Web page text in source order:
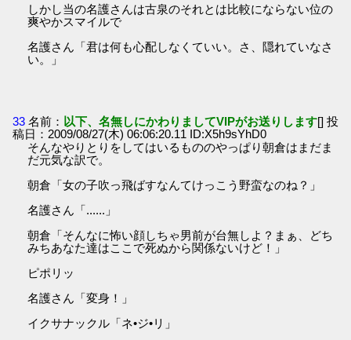
しかし当の名護さんは古泉のそれとは比較にならない位の
爽やかスマイルで
名護さん「君は何も心配しなくていい。さ、隠れていなさ
い。」
33 名前： 以下、名無しにかわりましてVIPがお送りします[] 投
稿日：2009/08/27(木) 06:06:20.11 ID:X5h9sYhD0
そんなやりとりをしてはいるもののやっぱり朝倉はまだま
だ元気な訳で。
朝倉「女の子吹っ飛ばすなんてけっこう野蛮なのね？」
名護さん「......」
朝倉「そんなに怖い顔しちゃ男前が台無しよ？まぁ、どち
みちあなた達はここで死ぬから関係ないけど！」
ピポリッ
名護さん「変身！」
イクサナックル「ネ•ジ•リ」